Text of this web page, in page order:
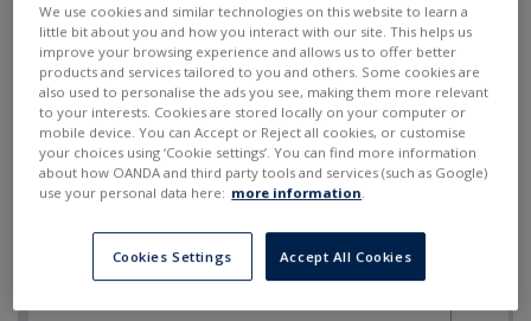
We use cookies and similar technologies on this website to learn a
little bit about you and how you interact with our site. This helps us
improve your browsing experience and allows us to offer better
products and services tailored to you and others. Some cookies are
also used to personalise the ads you see, making them more relevant
to your interests. Cookies are stored locally on your computer or
mobile device. You can Accept or Reject all cookies, or customise
your choices using ‘Cookie settings’. You can find more information
about how OANDA and third party tools and services (such as Google)
use your personal data here: more information
Cookies Settings Accept All Cookies